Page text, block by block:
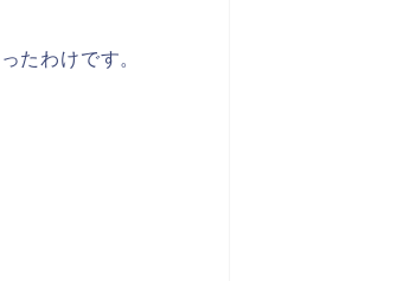
たわけです。